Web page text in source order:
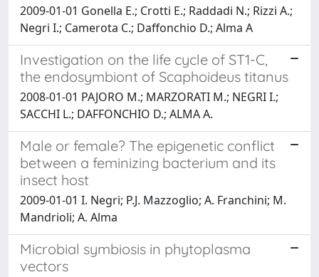
2009-01-01 Gonella E.; Crotti E.; Raddadi N.; Rizzi A.;
Negri I.; Camerota C.; Daffonchio D.; Alma A
Investigation on the life cycle of ST1-C,
the endosymbiont of Scaphoideus titanus
2008-01-01 PAJORO M.; MARZORATI M.; NEGRI I.;
SACCHI L.; DAFFONCHIO D.; ALMA A.
Male or female? The epigenetic conflict
between a feminizing bacterium and its
insect host
2009-01-01 I. Negri; P.J. Mazzoglio; A. Franchini; M.
Mandrioli; A. Alma
Microbial symbiosis in phytoplasma
vectors